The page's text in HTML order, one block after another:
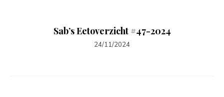
Sab’s Eetoverzicht #47-2024
24/11/2024